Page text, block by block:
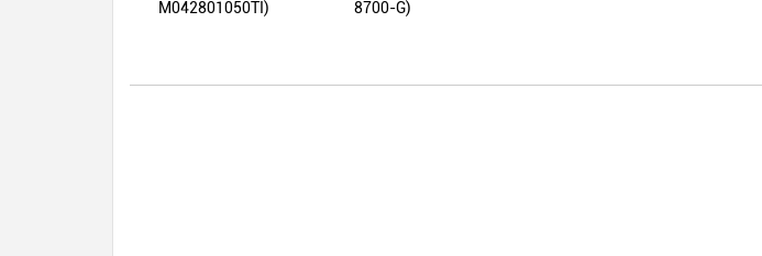
M042801050TI)
8700-G)